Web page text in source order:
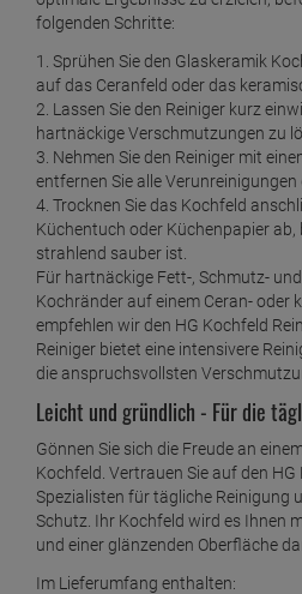
folgenden Schritte:
1. Sprühen Sie den Glaskeramik
auf das Ceranfeld oder das
2. Lassen Sie den Reiniger kurz
hartnäckige Verschmutzungen zu
3. Nehmen Sie den Reiniger mit
entfernen Sie alle Verunreinigungen
4. Trocknen Sie das Kochfeld
Küchentuch oder Küchenpapier ab,
strahlend sauber ist.
Für hartnäckige Fett-, Schmutz-
Kochränder auf einem Ceran- oder
empfehlen wir den HG Kochfeld
Reiniger bietet eine intensivere
die anspruchsvollsten
Leicht und gründlich - Für die
Gönnen Sie sich die Freude an
Kochfeld. Vertrauen Sie auf den HG
Spezialisten für tägliche Reinigung
Schutz. Ihr Kochfeld wird es Ihnen
und einer glänzenden Oberfläche
Im Lieferumfang enthalten: